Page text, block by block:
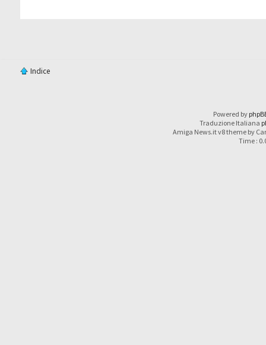
Indice
Powered by
Traduzione Italiana
Amiga News.it v8 theme by
Time :